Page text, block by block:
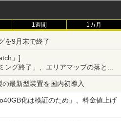
1週間 1カ月
を9月末で終了
」]
ング終了」、エリアマップの落とし
最新型装置を国内初導入
化は検証のため」、料金値上げ